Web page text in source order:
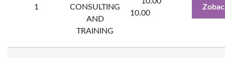
1
CONSULTING
AND
TRAINING
10.00